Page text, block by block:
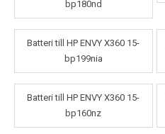
bp180nd
Batteri till HP ENVY X360 15-
bp199nia
Batteri till HP ENVY X360 15-
bp160nz